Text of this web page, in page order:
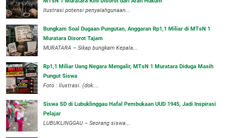
Ilustrasi potensi penyalahgunaan...
Bungkam Soal Dugaan Pungutan, Anggaran Rp1,1 Miliar di MTsN 1
Muratara Disorot Tajam
‎MURATARA – Sikap bungkam Kepala...
‎Rp1,1 Miliar Uang Negara Mengalir, MTsN 1 Muratara Diduga Masih
Pungut Siswa
Foto : Ilustrasi. (dok:...
Siswa SD di Lubuklinggau Hafal Pembukaan UUD 1945, Jadi Inspirasi
Pelajar
LUBUKLINGGAU – Seorang siswa...